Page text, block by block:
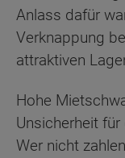
Anlass dafür
Verknappung
attraktiven
Hohe
Unsicherheit
Wer nicht